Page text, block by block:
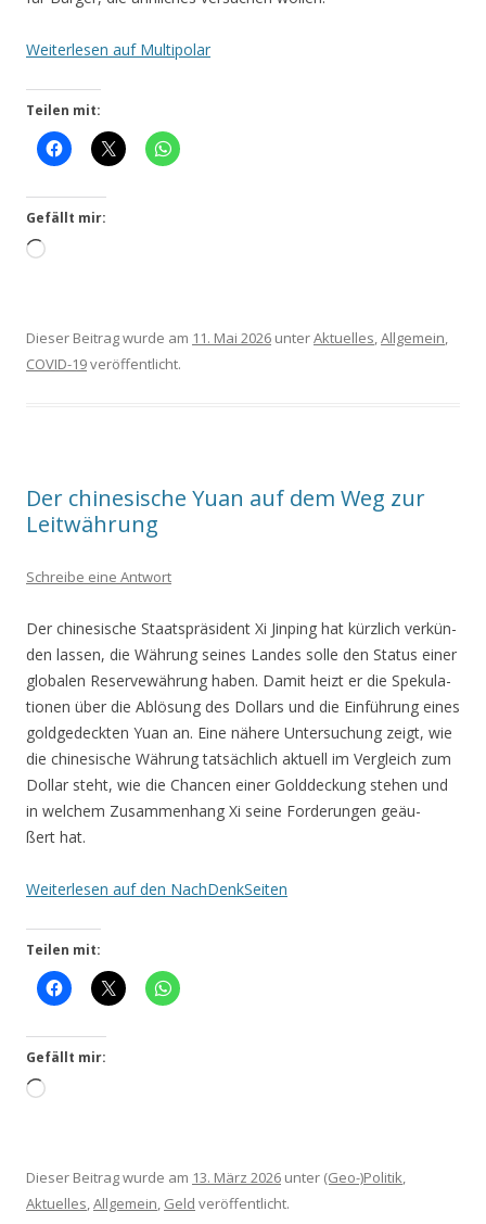
Wei­ter­le­sen auf Multipolar
Teilen mit:
Gefällt mir:
Wird
Dieser Beitrag wurde am 11. Mai 2026 unterAktuelles,Allgemein,
COVID-19veröffentlicht.
Der chinesische Yuan auf dem Weg zur
Leitwährung
Schreibe eine Antwort
Der chi­ne­si­sche Staats­prä­si­dent Xi Jin­ping hat kürz­lich ver­kün­
den las­sen, die Wäh­rung sei­nes Lan­des sol­le den Sta­tus einer
glo­ba­len Reser­ve­wäh­rung haben. Damit heizt er die Spe­ku­la­
tio­nen über die Ablö­sung des Dol­lars und die Ein­füh­rung eines
gold­ge­deck­ten Yuan an. Eine nähe­re Unter­su­chung zeigt, wie
die chi­ne­si­sche Wäh­rung tat­säch­lich aktu­ell im Ver­gleich zum
Dol­lar steht, wie die Chan­cen einer Gold­de­ckung ste­hen und
in wel­chem Zusam­men­hang Xi sei­ne For­de­run­gen geäu­
ßert hat.
Wei­ter­le­sen auf den NachDenkSeiten
Teilen mit:
Gefällt mir:
Wird
Dieser Beitrag wurde am 13. März 2026 unter (Geo-)Politik,
Aktuelles,Allgemein, Geld veröffentlicht.